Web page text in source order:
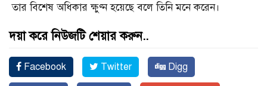
তার বিশেষ অধিকার ক্ষুণ্ন হয়েছে বলে তিনি মনে করেন।
দয়া করে নিউজটি শেয়ার করুন..
Facebook Twitter Digg